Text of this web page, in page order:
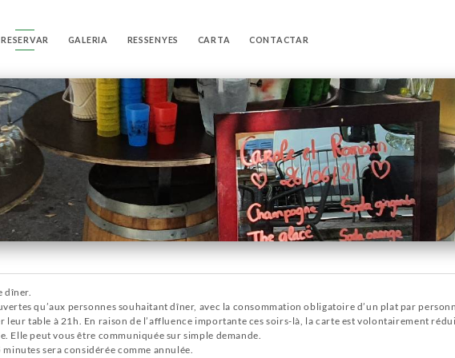
RESERVAR GALERIA RESSENYES CARTA CONTACTAR